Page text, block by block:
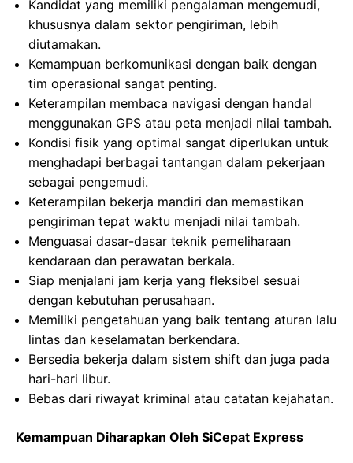
Kandidat yang memiliki pengalaman mengemudi,
khususnya dalam sektor pengiriman, lebih
diutamakan.
Kemampuan berkomunikasi dengan baik dengan
tim operasional sangat penting.
Keterampilan membaca navigasi dengan handal
menggunakan GPS atau peta menjadi nilai tambah.
Kondisi fisik yang optimal sangat diperlukan untuk
menghadapi berbagai tantangan dalam pekerjaan
sebagai pengemudi.
Keterampilan bekerja mandiri dan memastikan
pengiriman tepat waktu menjadi nilai tambah.
Menguasai dasar-dasar teknik pemeliharaan
kendaraan dan perawatan berkala.
Siap menjalani jam kerja yang fleksibel sesuai
dengan kebutuhan perusahaan.
Memiliki pengetahuan yang baik tentang aturan lalu
lintas dan keselamatan berkendara.
Bersedia bekerja dalam sistem shift dan juga pada
hari-hari libur.
Bebas dari riwayat kriminal atau catatan kejahatan.
Kemampuan Diharapkan Oleh SiCepat Express